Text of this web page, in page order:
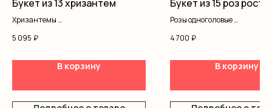
Букет из 13 хризантем
Хризантемы
5 095 ₽
В корзину
Букет из 15 роз рост
Розы одноголовые
4 700 ₽
В корзину